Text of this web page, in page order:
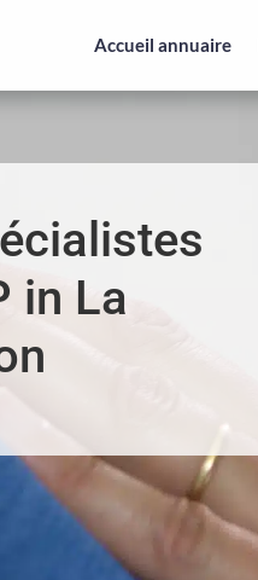
Accueil annuaire
in La